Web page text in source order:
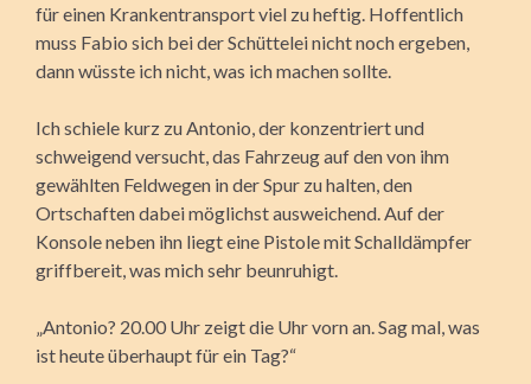
für einen Krankentransport viel zu heftig. Hoffentlich
muss Fabio sich bei der Schüttelei nicht noch ergeben,
dann wüsste ich nicht, was ich machen sollte.
Ich schiele kurz zu Antonio, der konzentriert und
schweigend versucht, das Fahrzeug auf den von ihm
gewählten Feldwegen in der Spur zu halten, den
Ortschaften dabei möglichst ausweichend. Auf der
Konsole neben ihn liegt eine Pistole mit Schalldämpfer
griffbereit, was mich sehr beunruhigt.
„Antonio? 20.00 Uhr zeigt die Uhr vorn an. Sag mal, was
ist heute überhaupt für ein Tag?“